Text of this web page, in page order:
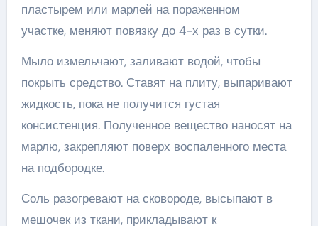
пластырем или марлей на пораженном
участке, меняют повязку до 4-х раз в сутки.
Мыло измельчают, заливают водой, чтобы
покрыть средство. Ставят на плиту, выпаривают
жидкость, пока не получится густая
консистенция. Полученное вещество наносят на
марлю, закрепляют поверх воспаленного места
на подбородке.
Соль разогревают на сковороде, высыпают в
мешочек из ткани, прикладывают к